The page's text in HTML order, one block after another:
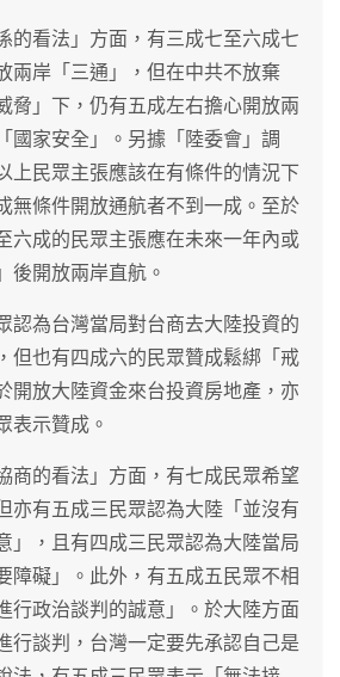
的看法」方面，有三成七至六成七
兩岸「三通」，但在中共不放棄
脅」下，仍有五成左右擔心開放兩
國家安全」。另據「陸委會」調
上民眾主張應該在有條件的情況下
無條件開放通航者不到一成。至於
六成的民眾主張應在未來一年內或
後開放兩岸直航。
認為台灣當局對台商去大陸投資的
但也有四成六的民眾贊成鬆綁「戒
開放大陸資金來台投資房地產，亦
表示贊成。
商的看法」方面，有七成民眾希望
亦有五成三民眾認為大陸「並沒有
」，且有四成三民眾認為大陸當局
障礙」。此外，有五成五民眾不相
行政治談判的誠意」。於大陸方面
行談判，台灣一定要先承認自己是